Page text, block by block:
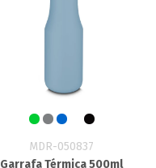
MDR-050837
Garrafa Térmica 500ml